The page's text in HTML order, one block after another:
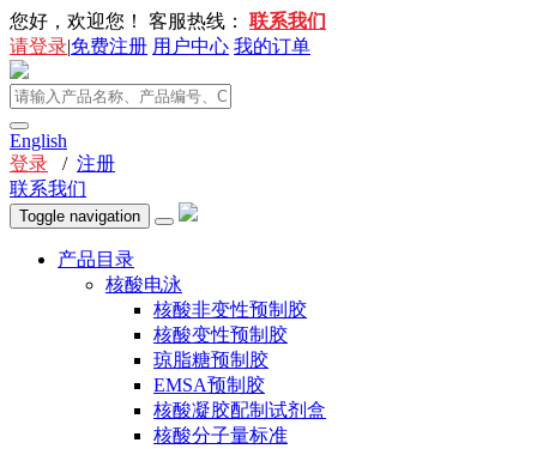
您好，欢迎您！ 客服热线： 联系我们
请登录|免费注册 用户中心 我的订单
English
登录 / 注册
联系我们
Toggle navigation
产品目录
核酸电泳
核酸非变性预制胶
核酸变性预制胶
琼脂糖预制胶
EMSA预制胶
核酸凝胶配制试剂盒
核酸分子量标准